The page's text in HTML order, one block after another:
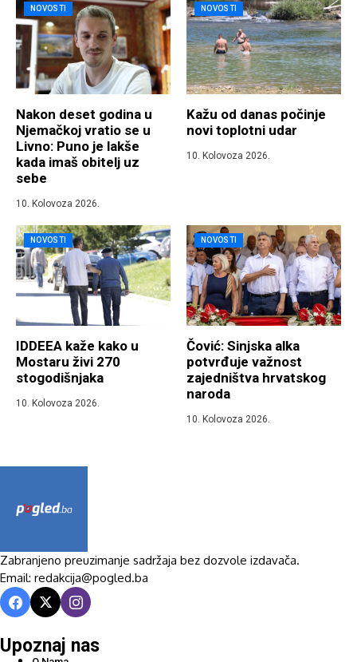
NOVOSTI
Nakon deset godina u
Njemačkoj vratio se u
Livno: Puno je lakše
kada imaš obitelj uz
sebe
10. Kolovoza 2026.
NOVOSTI
Kažu od danas počinje
novi toplotni udar
10. Kolovoza 2026.
NOVOSTI
IDDEEA kaže kako u
Mostaru živi 270
stogodišnjaka
10. Kolovoza 2026.
NOVOSTI
Čović: Sinjska alka
potvrđuje važnost
zajedništva hrvatskog
naroda
10. Kolovoza 2026.
Zabranjeno preuzimanje sadržaja bez dozvole izdavača.
Email: redakcija@pogled.ba
Upoznaj nas